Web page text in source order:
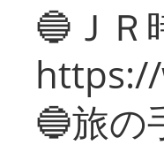
🔵ＪＲ
🔵旅の